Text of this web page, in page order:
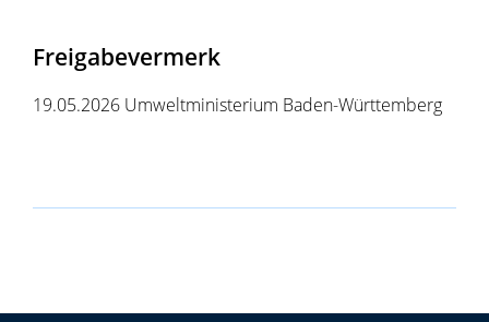
Freigabevermerk
19.05.2026 Umweltministerium Baden-Württemberg